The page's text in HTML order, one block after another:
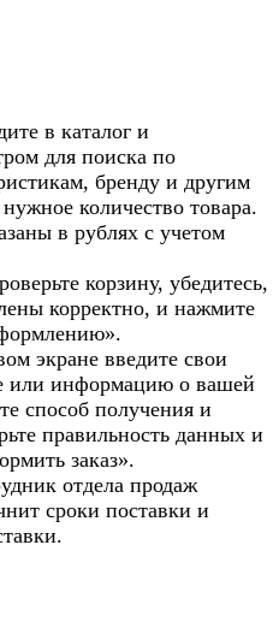
в каталог и
для поиска по
бренду и другим
количество товара.
в рублях с учетом
корзину, убедитесь,
корректно, и нажмите
экране введите свои
или информацию о вашей
способ получения и
правильность данных и
заказ».
отдела продаж
сроки поставки и